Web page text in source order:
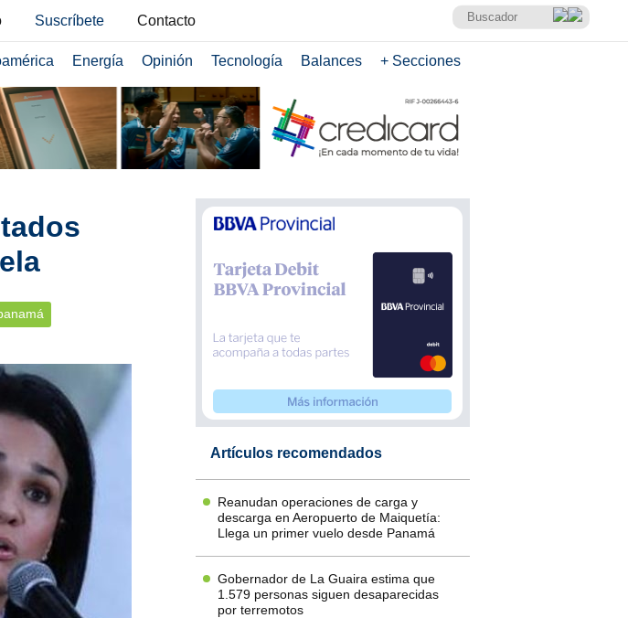
Suscríbete Contacto
Energía Opinión Tecnología Balances + Secciones
Artículos recomendados
Reanudan operaciones de carga y
descarga en Aeropuerto de Maiquetía:
Llega un primer vuelo desde Panamá
Gobernador de La Guaira estima que
1.579 personas siguen desaparecidas
por terremotos